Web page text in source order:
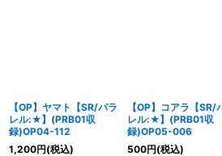
【OP】ヤマト【SR/パラ
レル:★】(PRB01収
録)OP04-112
1,200円(税込)
【OP】コアラ【SR/
レル:★】(PRB01収
録)OP05-006
500円(税込)